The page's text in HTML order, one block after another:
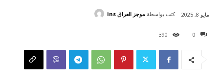
0
390
مايو 8, 2025 كتب بواسطة موجز العراق ins